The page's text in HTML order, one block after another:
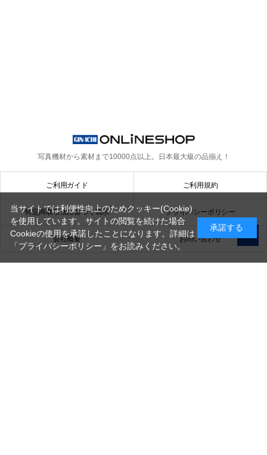
写真機材から素材まで10000点以上。 日本最大級の品揃え！
ご利用ガイド ご利用規約
特定商取引法に基づく表示 プライバシーポリシー
会社概要 お問い合わせ
当サイトでは利便性向上のためクッキー(Cookie)
を使用しています。サイトの閲覧を続けた場合
Cookieの使用を承諾したことになります。詳細は
「プライバシーポリシー」 をお読みください。
承諾する